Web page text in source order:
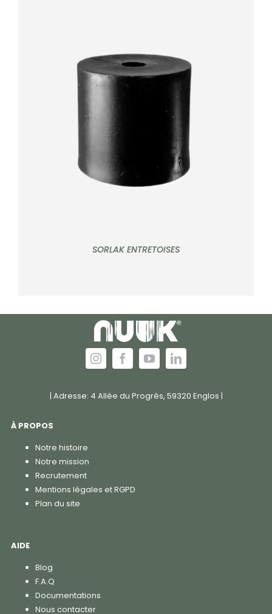
SORLAK ENTRETOISES
| Adresse: 4 Allée du Progrès, 59320 Englos |
À PROPOS
Notre histoire
Notre mission
Recrutement
Mentions légales et RGPD
Plan du site
AIDE
Blog
F.A.Q
Documentations
Nous contacter